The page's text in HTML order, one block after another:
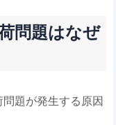
問題はなぜ
題が発生する原因